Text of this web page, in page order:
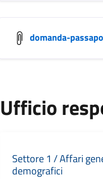
domanda-
Ufficio
Settore 1 / Affari
demografici